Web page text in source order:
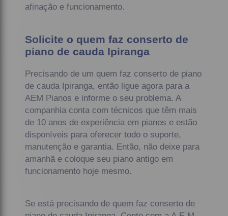
afinação e funcionamento.
Solicite o quem faz conserto de
piano de cauda Ipiranga
Precisando de um quem faz conserto de piano
de cauda Ipiranga, então ligue agora para a
AEM Pianos e informe o seu problema. A
companhia conta com técnicos que têm mais
de 10 anos de experiência em pianos e estão
disponíveis para oferecer todo o suporte,
manutenção e garantia. Então, não deixe para
amanhã e coloque seu piano antigo em
funcionamento hoje mesmo.
Se está precisando de quem faz conserto de